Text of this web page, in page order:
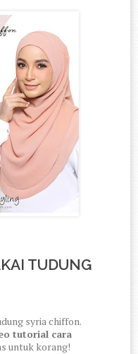
TUDUNG
syria chiffon.
tutorial cara
untuk korang!